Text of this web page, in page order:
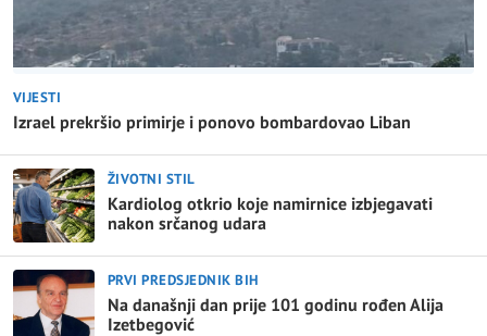
VIJESTI
Izrael prekršio primirje i ponovo bombardovao Liban
ŽIVOTNI STIL
Kardiolog otkrio koje namirnice izbjegavati
nakon srčanog udara
PRVI PREDSJEDNIK BIH
Na današnji dan prije 101 godinu rođen Alija
Izetbegović